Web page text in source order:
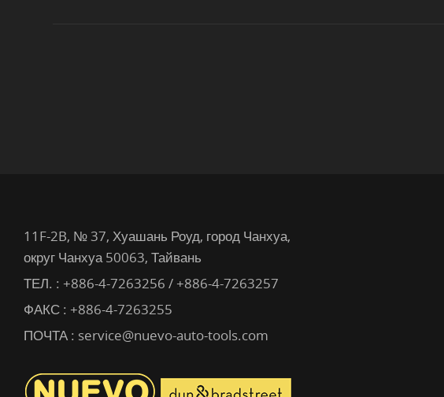
11F-2B, № 37, Хуашань Роуд, город Чанхуа,
округ Чанхуа 50063, Тайвань
ТЕЛ. : +886-4-7263256 / +886-4-7263257
ФАКС : +886-4-7263255
ПОЧТА : service@nuevo-auto-tools.com